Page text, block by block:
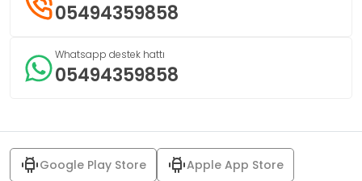
05494359858
Whatsapp destek hattı
05494359858
Google Play Store Apple App Store